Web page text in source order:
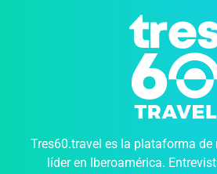
Tres60.travel es la plataforma
líder en Iberoamérica.